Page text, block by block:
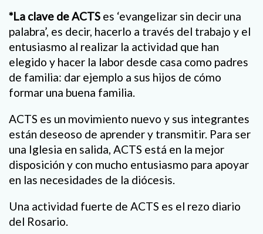
*La clave de ACTS es ‘evangelizar sin decir una
palabra’, es decir, hacerlo a través del trabajo y el
entusiasmo al realizar la actividad que han
elegido y hacer la labor desde casa como padres
de familia: dar ejemplo a sus hijos de cómo
formar una buena familia.
ACTS es un movimiento nuevo y sus integrantes
están deseoso de aprender y transmitir. Para ser
una Iglesia en salida, ACTS está en la mejor
disposición y con mucho entusiasmo para apoyar
en las necesidades de la diócesis.
Una actividad fuerte de ACTS es el rezo diario
del Rosario.